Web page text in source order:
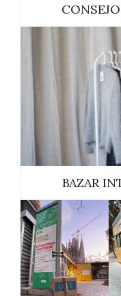
BAZAR